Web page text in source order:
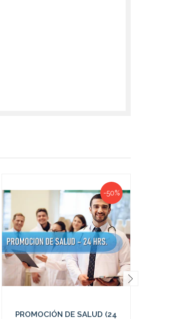
-50%
PROMOCIÓN DE SALUD (24